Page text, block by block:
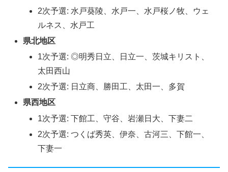
2次予選: 水戸葵陵、水戸一、水戸桜ノ牧、ウェ
ルネス、水戸工
県北地区
1次予選: ◎明秀日立、日立一、茨城キリスト、
太田西山
2次予選: 日立商、勝田工、太田一、多賀
県西地区
1次予選: 下館工、守谷、岩瀬日大、下妻二
2次予選: つくば秀英、伊奈、古河三、下館一、
下妻一